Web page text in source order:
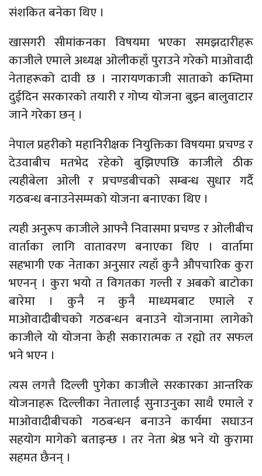
संशकित बनेका थिए ।
खासगरी सीमांकनका विषयमा भएका समझदारीहरू
काजीले एमाले अध्यक्ष ओलीकहाँ पुराउने गरेको माओवादी
नेताहरूको दावी छ । नारायणकाजी साताको कम्तिमा
दुईदिन सरकारको तयारी र गोप्य योजना बुझ्न बालुवाटार
जाने गरेका छन् ।
नेपाल प्रहरीको महानिरीक्षक नियुक्तिका विषयमा प्रचण्ड र
देउवाबीच मतभेद रहेको बुझिएपछि काजीले ठीक
त्यहीबेला ओली र प्रचण्डबीचको सम्बन्ध सुधार गर्दै
गठबन्ध बनाउनेसम्मको योजना बनाएका थिए ।
त्यही अनुरूप काजीले आफ्नै निवासमा प्रचण्ड र ओलीबीच
वार्ताका लागि वातावरण बनाएका थिए । वार्तामा
सहभागी एक नेताका अनुसार त्यहाँ कुनै औपचारिक कुरा
भएनन् । कुरा भयो त विगतका गल्ती र अबको बाटोका
बारेमा । कुनै न कुनै माध्यमबाट एमाले र
माओवादीबीचको गठबन्धन बनाउने योजनामा लागेको
काजीले यो योजना केही सकारात्मक त रह्यो तर सफल
भने भएन ।
त्यस लगत्तै दिल्ली पुगेका काजीले सरकारका आन्तरिक
योजनाहरू दिल्लीका नेतालाई सुनाउनुका साथै एमाले र
माओवादीबीचको गठबन्धन बनाउने कार्यमा सघाउन
सहयोग मागेको बताइन्छ । तर नेता श्रेष्ठ भने यो कुरामा
सहमत छैनन् ।